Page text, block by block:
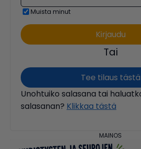
Muista minut
Tai
Tee tilaus tästä
Unohtuiko salasana tai
salasanan? Klikkaa tästä